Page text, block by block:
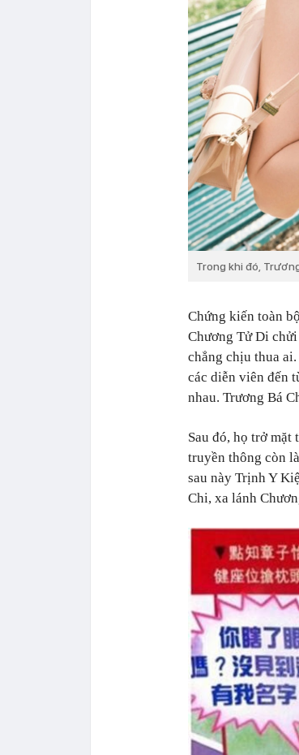
Trong khi đó,
Chứng kiến toàn
Chương Tử Di
chẳng chịu thua
các diễn viên đến
nhau. Trương Bá
Sau đó, họ trở
truyền thông còn
sau này Trịnh Y
Chi, xa lánh